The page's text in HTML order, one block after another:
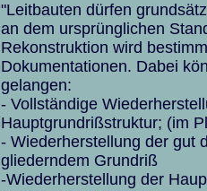
"Leitbauten dürfen
an dem ursprünglichen
Rekonstruktion wird
Dokumentationen. Dabei
gelangen:
- Vollständige
Hauptgrundrißstruktur; (im
- Wiederherstellung der gut
gliederndem Grundriß
-Wiederherstellung der